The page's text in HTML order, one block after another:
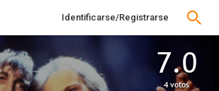
Identificarse/Registrarse
7.0
4 votos